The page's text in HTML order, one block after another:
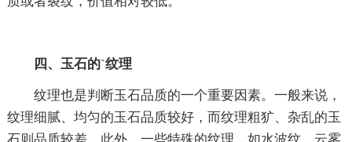
四、玉石的`纹理
纹理也是判断玉石品质的一个重要因素。一般来说，
纹理细腻、均匀的玉石品质较好，而纹理粗犷、杂乱的玉
石则品质较差。此外，一些特殊的纹理，如水波纹、云雾